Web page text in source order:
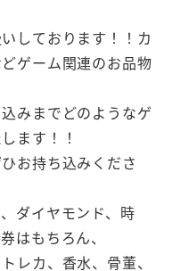
しております！！カ
ゲーム関連のお品物
みまでどのようなゲ
ます！！
お持ち込みくださ
ダイヤモンド、時
はもちろん、
レカ、香水、骨董、